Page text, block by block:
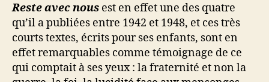
Reste avec nous est en effet une des quatre
qu’il a publiées entre 1942 et 1948, et ces très
courts textes, écrits pour ses enfants, sont en
effet remarquables comme témoignage de ce
qui comptait à ses yeux : la fraternité et non la